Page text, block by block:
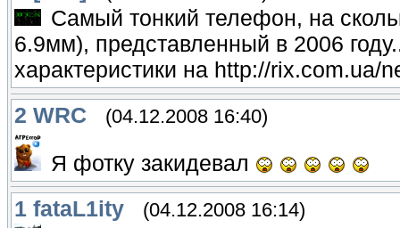
Самый тонкий телефон, на
6.9мм), представленный в 2006
характеристики на http://rix.com.ua/
2 WRC (04.12.2008 16:40)
Я фотку закидевал
1 fataL1ity (04.12.2008 16:14)